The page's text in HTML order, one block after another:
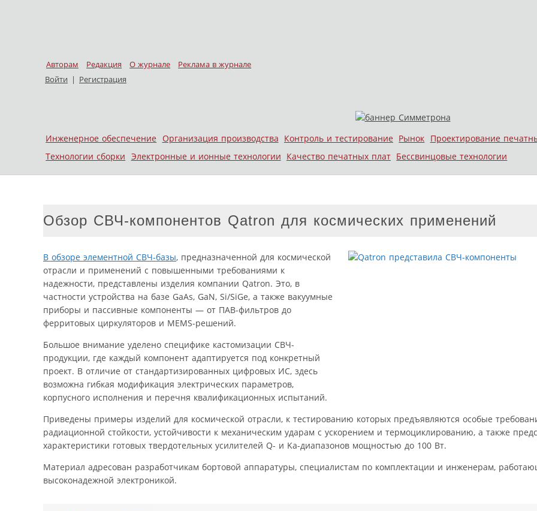
Авторам Редакция О журнале
Реклама в журнале
Войти | Регистрация
Меню
Skip to content
Инженерное обеспечение Организация производства Контроль и тестирование Рынок Проектирование
Технологии сборки Электронные и ионные технологии Качество печатных плат Бессвинцовые технологии
Обзор СВЧ-компонентов Qatron для космических применений
В обзоре элементной СВЧ-базы, предназначенной для космической
отрасли и применений с повышенными требованиями к
надежности, представлены изделия компании Qatron. Это, в
частности устройства на базе GaAs, GaN, Si/SiGe, а также вакуумные
приборы и пассивные компоненты — от ПАВ-фильтров до
ферритовых циркуляторов и MEMS-решений.
Большое внимание уделено специфике кастомизации СВЧ-
продукции, где каждый компонент адаптируется под конкретный
проект. В отличие от стандартизированных цифровых ИС, здесь
возможна гибкая модификация электрических параметров,
корпусного исполнения и перечня квалификационных испытаний.
Приведены примеры изделий для космической отрасли, к тестированию которых предъявляются особые
радиационной стойкости, устойчивости к механическим ударам с ускорением и термоциклированию, а также
характеристики готовых твердотельных усилителей Q- и Ka-диапазонов мощностью до 100 Вт.
Материал адресован разработчикам бортовой аппаратуры, специалистам по комплектации и инженерам,
высоконадежной электроникой.